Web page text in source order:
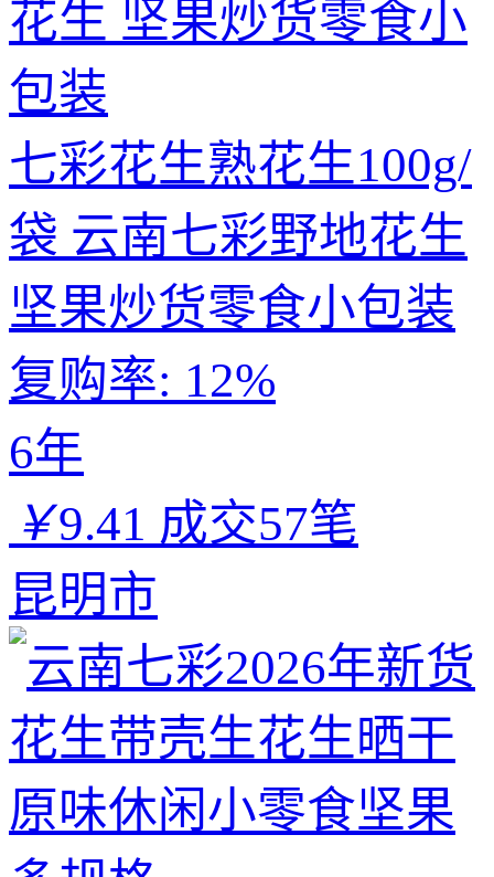
七彩花生熟花生100g/
袋 云南七彩野地花生
坚果炒货零食小包装
复购率: 12%
6年
￥9.41 成交57笔
昆明市